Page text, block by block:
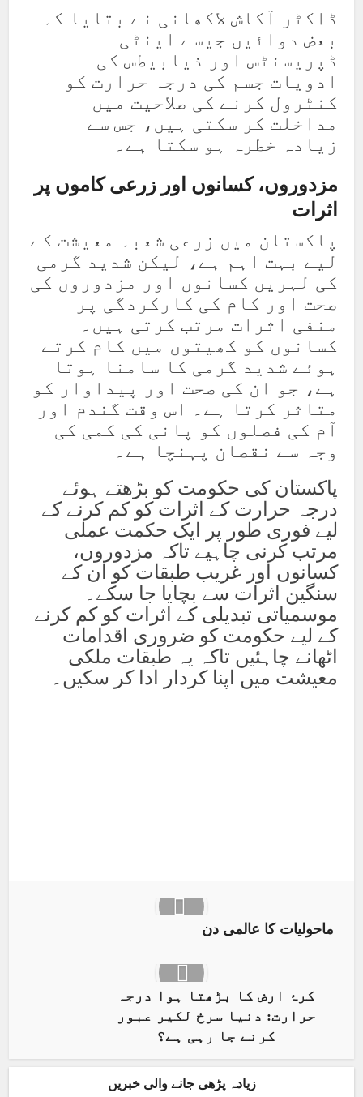
ڈاکٹر آکاش لاکھانی نے بتایا کہ
بعض دوائیں جیسے اینٹی
ڈپریسنٹس اور ذیابیطس کی
ادویات جسم کی درجہ حرارت کو
کنٹرول کرنے کی صلاحیت میں
مداخلت کر سکتی ہیں، جس سے
زیادہ خطرہ ہو سکتا ہے۔
مزدوروں، کسانوں اور زرعی کاموں پر
اثرات
پاکستان میں زرعی شعبہ معیشت کے
لیے بہت اہم ہے، لیکن شدید گرمی
کی لہریں کسانوں اور مزدوروں کی
صحت اور کام کی کارکردگی پر
منفی اثرات مرتب کرتی ہیں۔
کسانوں کو کھیتوں میں کام کرتے
ہوئے شدید گرمی کا سامنا ہوتا
ہے، جو ان کی صحت اور پیداوار کو
متاثر کرتا ہے۔ اس وقت گندم اور
آم کی فصلوں کو پانی کی کمی کی
وجہ سے نقصان پہنچا ہے۔
پاکستان کی حکومت کو بڑھتے ہوئے
درجہ حرارت کے اثرات کو کم کرنے کے
لیے فوری طور پر ایک حکمت عملی
مرتب کرنی چاہیے تاکہ مزدوروں،
کسانوں اور غریب طبقات کو ان کے
سنگین اثرات سے بچایا جا سکے۔
موسمیاتی تبدیلی کے اثرات کو کم کرنے
کے لیے حکومت کو ضروری اقدامات
اٹھانے چاہئیں تاکہ یہ طبقات ملکی
معیشت میں اپنا کردار ادا کر سکیں۔
ماحولیات کا عالمی دن
کرۂ ارض کا بڑھتا ہوا درجہ
حرارت: دنیا سرخ لکیر عبور
کرنے جا رہی ہے؟
زیادہ پڑھی جانے والی خبریں